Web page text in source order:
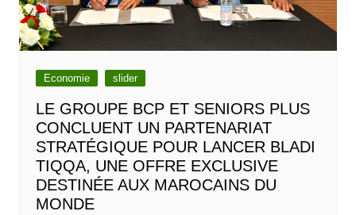
Economie slider
LE GROUPE BCP ET SENIORS PLUS
CONCLUENT UN PARTENARIAT
STRATÉGIQUE POUR LANCER BLADI
TIQQA, UNE OFFRE EXCLUSIVE
DESTINÉE AUX MAROCAINS DU
MONDE